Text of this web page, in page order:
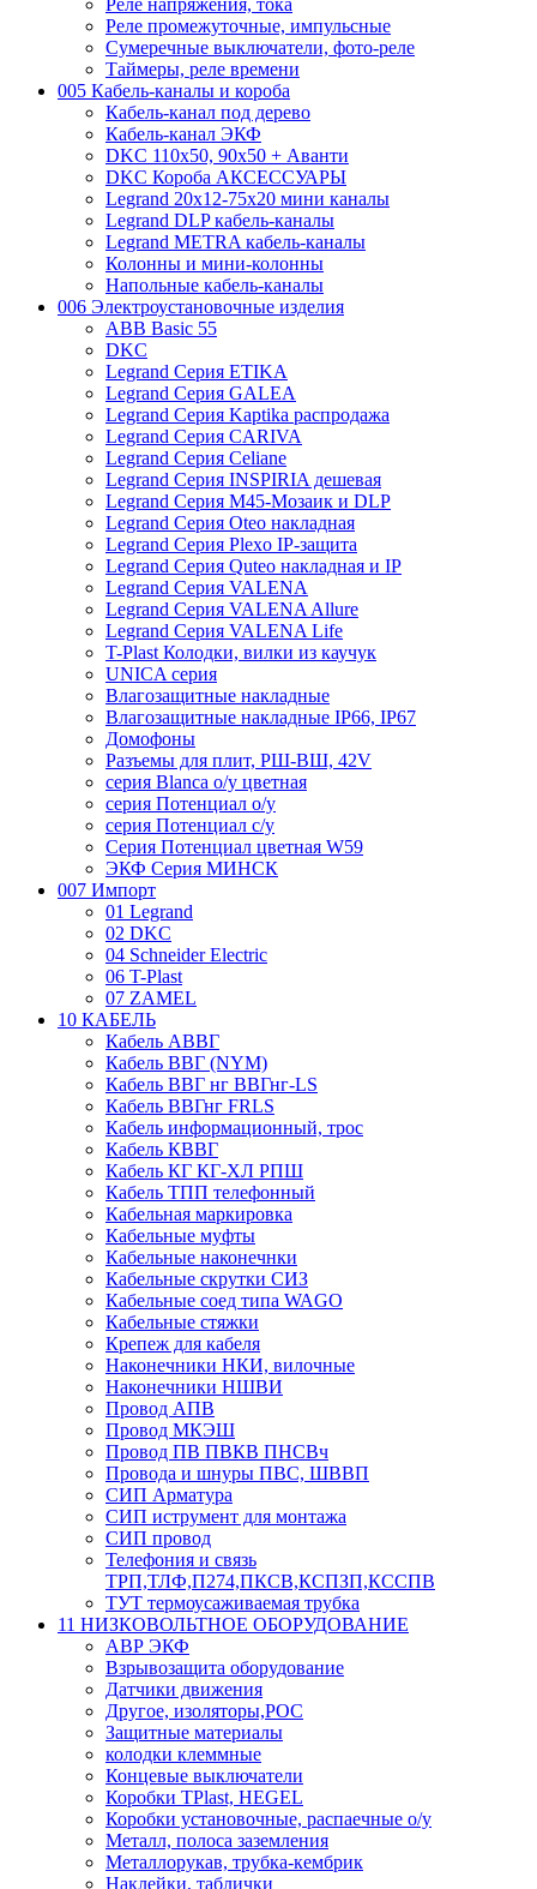
Реле напряжения, тока
Реле промежуточные, импульсные
Сумеречные выключатели, фото-реле
Таймеры, реле времени
005 Кабель-каналы и короба
Кабель-канал под дерево
Кабель-канал ЭКФ
DKC 110х50, 90х50 + Аванти
DKC Короба АКСЕССУАРЫ
Legrand 20х12-75х20 мини каналы
Legrand DLP кабель-каналы
Legrand METRA кабель-каналы
Колонны и мини-колонны
Напольные кабель-каналы
006 Электроустановочные изделия
ABB Basic 55
DKC
Legrand Серия ETIKA
Legrand Серия GALEA
Legrand Серия Kaptika распродажа
Legrand Серия CARIVA
Legrand Серия Celiane
Legrand Серия INSPIRIA дешевая
Legrand Серия M45-Мозаик и DLP
Legrand Серия Oteo накладная
Legrand Серия Plexo IP-защита
Legrand Серия Quteo накладная и IP
Legrand Серия VALENA
Legrand Серия VALENA Allure
Legrand Серия VALENA Life
T-Plast Колодки, вилки из каучук
UNICA серия
Влагозащитные накладные
Влагозащитные накладные IP66, IP67
Домофоны
Разъемы для плит, РШ-ВШ, 42V
серия Blanca о/у цветная
серия Потенциал о/у
серия Потенциал с/у
Серия Потенциал цветная W59
ЭКФ Серия МИНСК
007 Импорт
01 Legrand
02 DKC
04 Schneider Electric
06 T-Plast
07 ZAMEL
10 КАБЕЛЬ
Кабель АВВГ
Кабель ВВГ (NYM)
Кабель ВВГ нг ВВГнг-LS
Кабель ВВГнг FRLS
Кабель информационный, трос
Кабель КВВГ
Кабель КГ КГ-ХЛ РПШ
Кабель ТПП телефонный
Кабельная маркировка
Кабельные муфты
Кабельные наконечнки
Кабельные скрутки СИЗ
Кабельные соед типа WAGO
Кабельные стяжки
Крепеж для кабеля
Наконечники НКИ, вилочные
Наконечники НШВИ
Провод АПВ
Провод МКЭШ
Провод ПВ ПВКВ ПНСВч
Провода и шнуры ПВС, ШВВП
СИП Арматура
СИП иструмент для монтажа
СИП провод
Телефония и связь
ТРП,ТЛФ,П274,ПКСВ,КСПЗП,КССПВ
ТУТ термоусаживаемая трубка
11 НИЗКОВОЛЬТНОЕ ОБОРУДОВАНИЕ
АВР ЭКФ
Взрывозащита оборудование
Датчики движения
Другое, изоляторы,РОС
Защитные материалы
колодки клеммные
Концевые выключатели
Коробки TPlast, HEGEL
Коробки установочные, распаечные о/у
Металл, полоса заземления
Металлорукав, трубка-кембрик
Наклейки, таблички